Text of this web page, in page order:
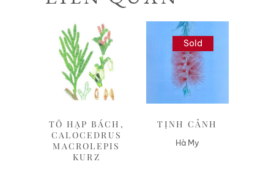
Liên hệ
TÔ HẠP BÁCH,
CALOCEDRUS
MACROLEPIS
KURZ
Sold
Liên hệ
TỊNH CẢNH
Hà My